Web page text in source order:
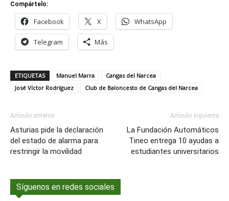
Compártelo:
Facebook X WhatsApp
Telegram Más
ETIQUETAS Manuel Marra
Cangas del Narcea
José Víctor Rodríguez
Club de Baloncesto de Cangas del Narcea
Artículo anterior
Asturias pide la declaración
del estado de alarma para
restringir la movilidad
Artículo siguiente
La Fundación Automáticos
Tineo entrega 10 ayudas a
estudiantes universitarios
Síguenos en redes sociales